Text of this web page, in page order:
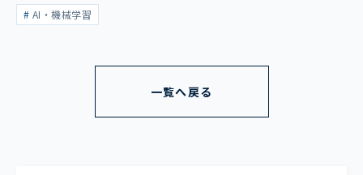
表AI・機械学習
一覧へ戻る